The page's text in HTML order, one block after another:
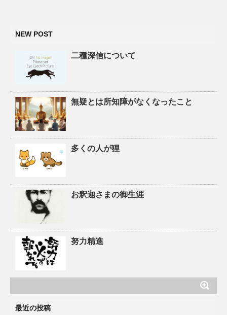
NEW POST
二種深信について
無疑とは所知障がなくなったこと
多くの人が狸
お釈迦さまの御生涯
努力精進
最近の投稿